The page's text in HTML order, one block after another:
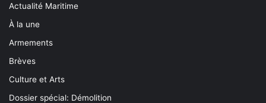
Actualité Maritime
À la une
Armements
Brèves
Culture et Arts
Dossier spécial: Démolition